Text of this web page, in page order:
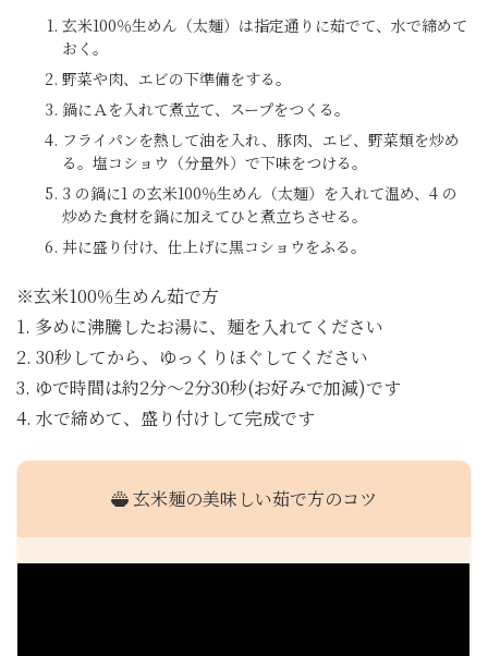
玄米100％生めん（太麺）は指定通りに茹でて、水で締めて
おく。
野菜や肉、エビの下準備をする。
鍋にＡを入れて煮立て、スープをつくる。
フライパンを熱して油を入れ、豚肉、エビ、野菜類を炒め
る。塩コショウ（分量外）で下味をつける。
3 の鍋に1 の玄米100％生めん（太麺）を入れて温め、4 の
炒めた食材を鍋に加えてひと煮立ちさせる。
丼に盛り付け、仕上げに黒コショウをふる。
※玄米100％生めん茹で方
1. 多めに沸騰したお湯に、麺を入れてください
2. 30秒してから、ゆっくりほぐしてください
3. ゆで時間は約2分～2分30秒(お好みで加減)です
4. 水で締めて、盛り付けして完成です
玄米麺の美味しい茹で方のコツ